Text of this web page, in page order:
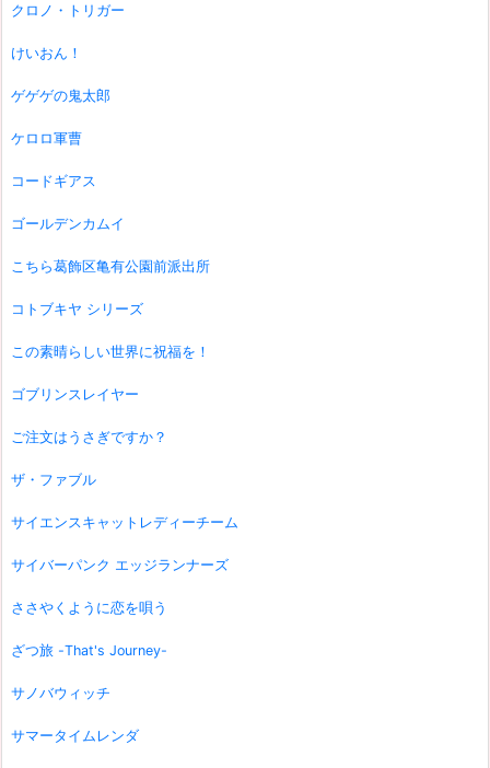
クロノ・トリガー
けいおん！
ゲゲゲの鬼太郎
ケロロ軍曹
コードギアス
ゴールデンカムイ
こちら葛飾区亀有公園前派出所
コトブキヤ シリーズ
この素晴らしい世界に祝福を！
ゴブリンスレイヤー
ご注文はうさぎですか？
ザ・ファブル
サイエンスキャットレディーチーム
サイバーパンク エッジランナーズ
ささやくように恋を唄う
ざつ旅 -That's Journey-
サノバウィッチ
サマータイムレンダ